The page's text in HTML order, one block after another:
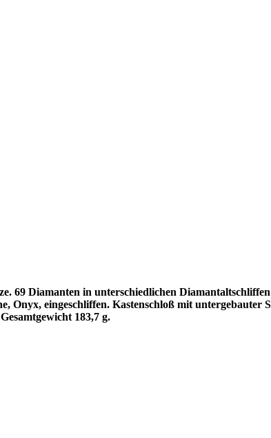
69 Diamanten in unterschiedlichen
Onyx, eingeschliffen. Kastenschloß mit
183,7 g.